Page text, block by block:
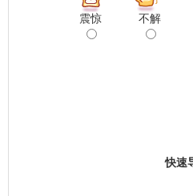
震惊 不解
快速